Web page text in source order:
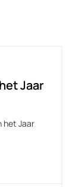
Jaar
het Jaar